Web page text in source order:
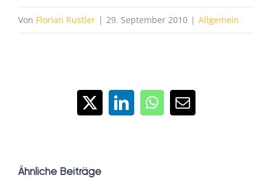
Von Florian Rustler | 29. September 2010 | Allgemein
X LinkedInWhatsApp
E-
Ähnliche Beiträge